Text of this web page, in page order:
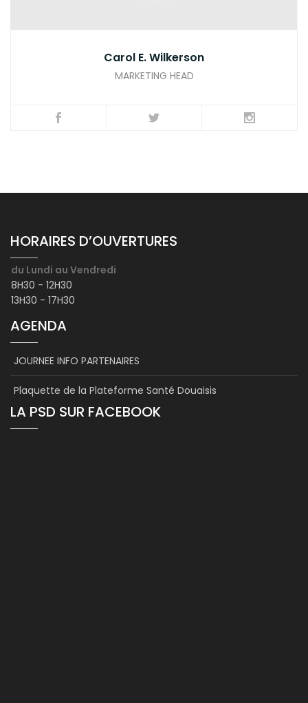
Carol E. Wilkerson
MARKETING HEAD
HORAIRES D’OUVERTURES
du Lundi au Vendredi
8H30 - 12H30
13H30 - 17H30
AGENDA
JOURNEE INFO PARTENAIRES
Plaquette de la Plateforme Santé Douaisis
LA PSD SUR FACEBOOK